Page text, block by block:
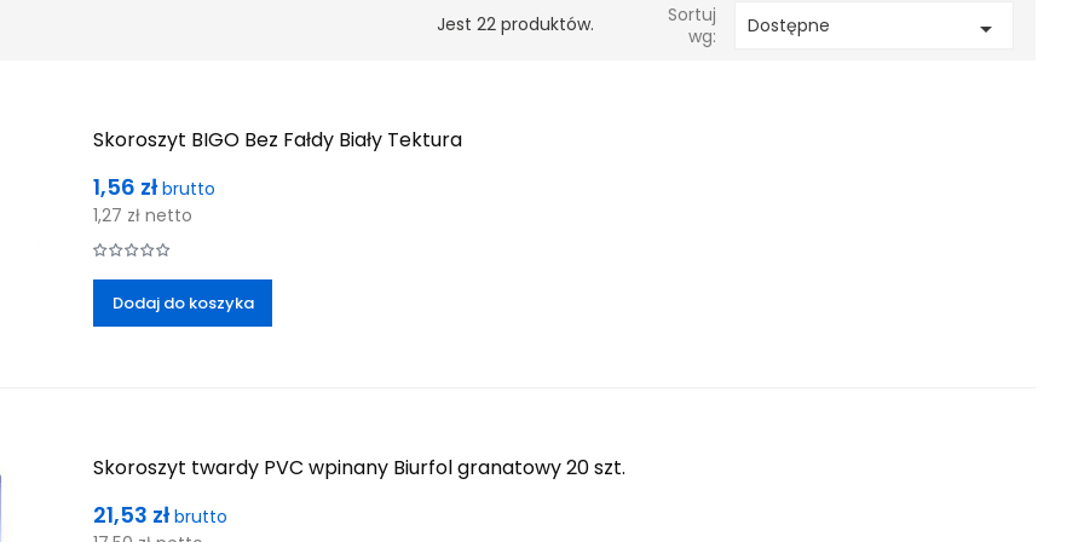
Jest 22 produktów.
Sortuj
wg:
Dostępne 
Skoroszyt BIGO Bez Fałdy Biały Tektura
Cena
1,56 złbrutto
1,27 zł netto
Dodaj do koszyka
Skoroszyt twardy PVC wpinany Biurfol granatowy 20 szt.
Cena
21,53 złbrutto